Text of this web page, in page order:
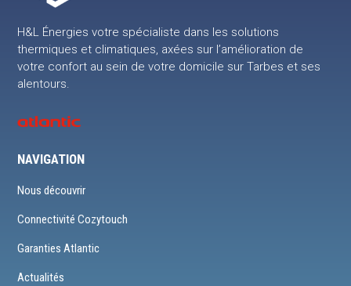
H&L Énergies votre spécialiste dans les solutions
thermiques et climatiques, axées sur l’amélioration de
votre confort au sein de votre domicile sur Tarbes et ses
alentours.
NAVIGATION
Nous découvrir
Connectivité Cozytouch
Garanties Atlantic
Actualités